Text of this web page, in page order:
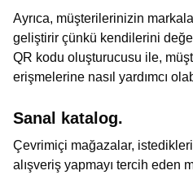
Ayrıca, müşterilerinizin
geliştirir çünkü kendilerini
QR kodu oluşturucusu ile,
erişmelerine nasıl yardımcı
Sanal katalog.
Çevrimiçi mağazalar,
alışveriş yapmayı tercih eden